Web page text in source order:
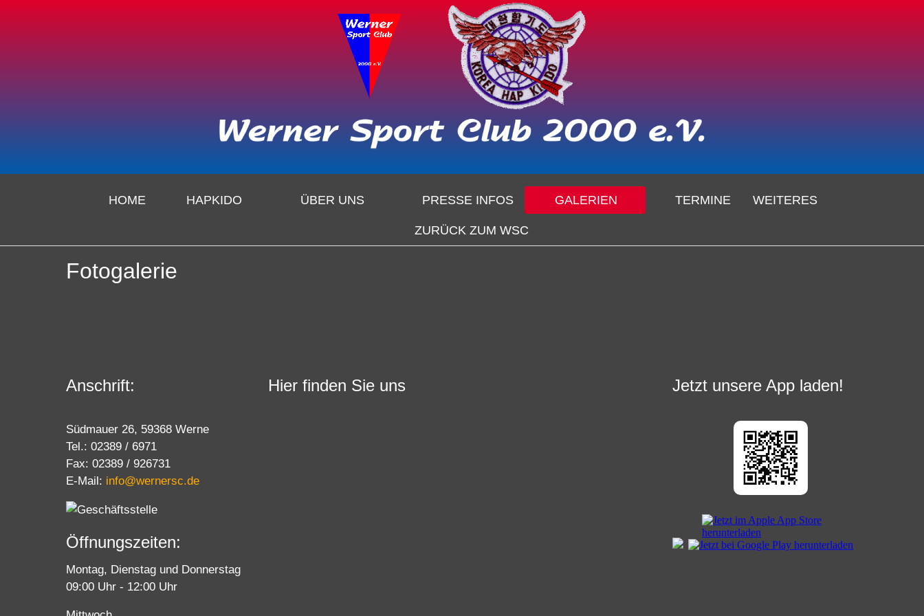
HOME HAPKIDO ÜBER UNS PRESSE INFOS GALERIEN TERMINE WEITERES
ZURÜCK ZUM WSC
Fotogalerie
Anschrift:
Südmauer 26, 59368 Werne
Tel.: 02389 / 6971
Fax: 02389 / 926731
E-Mail: info@wernersc.de
Öffnungszeiten:
Montag, Dienstag und Donnerstag
09:00 Uhr - 12:00 Uhr
Hier finden Sie uns Jetzt unsere App laden!